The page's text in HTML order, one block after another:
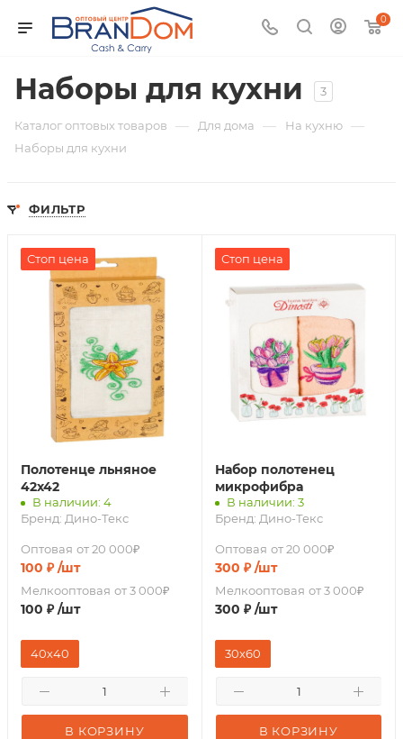
0
Наборы для кухни 3
Каталог оптовых товаров — Для дома — На кухню —
Наборы для кухни
ФИЛЬТР
Стоп цена
Полотенце льняное
42х42
В наличии: 4
Бренд: Дино-Текс
Оптовая от 20 000₽
100 ₽ /шт
Мелкооптовая от 3 000₽
100 ₽ /шт
В КОРЗИНУ
40х40
Стоп цена
Набор полотенец
микрофибра
В наличии: 3
Бренд: Дино-Текс
Оптовая от 20 000₽
300 ₽ /шт
Мелкооптовая от 3 000₽
300 ₽ /шт
В КОРЗИНУ
30x60